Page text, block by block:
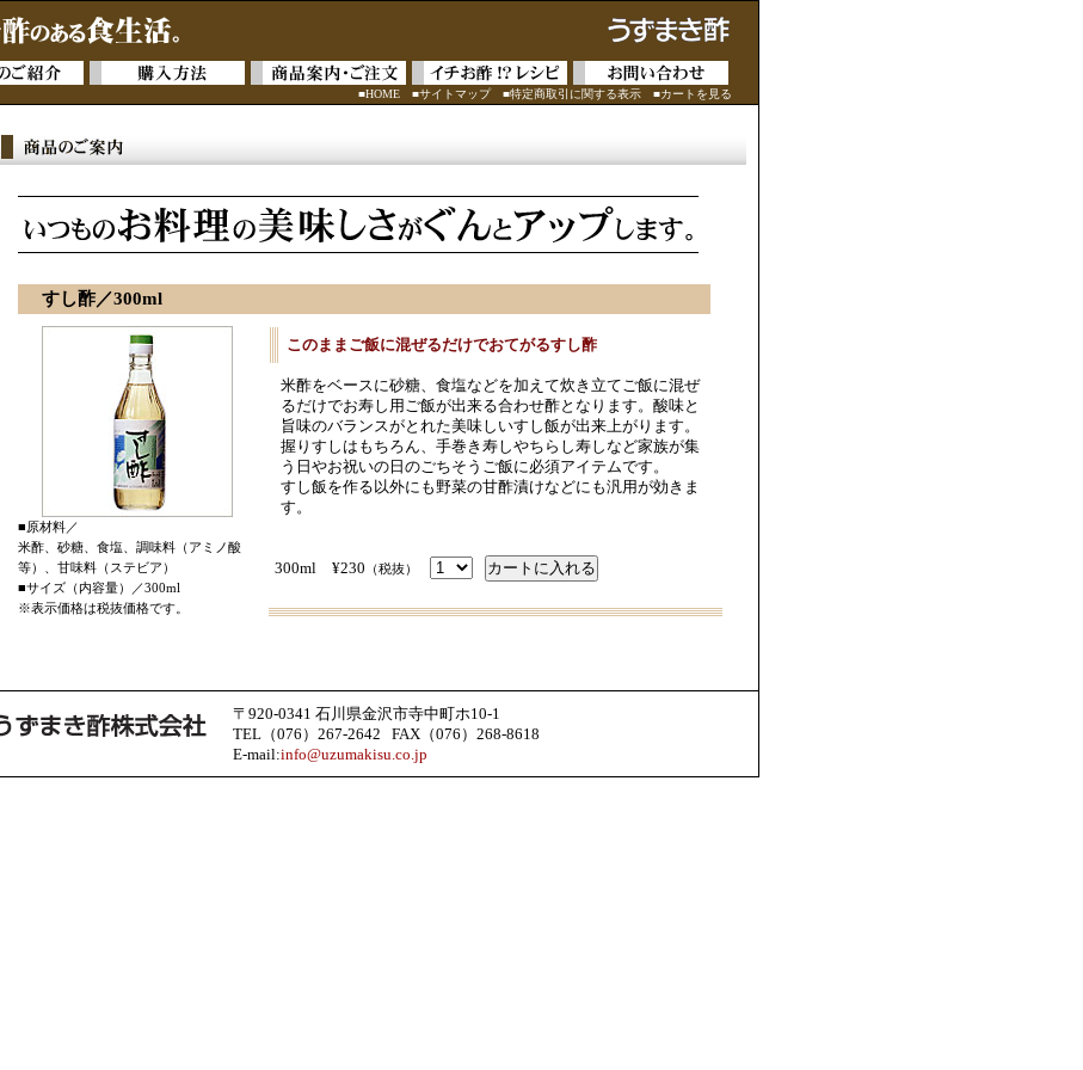
■HOME ■サイトマップ ■特定商取引に関する表示 ■カートを見る
すし酢／300ml
■原材料／
米酢、砂糖、食塩、調味料（アミノ酸
等）、甘味料（ステビア）
■サイズ（内容量）／300ml
※表示価格は税抜価格です。
このままご飯に混ぜるだけでおてがるすし酢
米酢をベースに砂糖、食塩などを加えて炊き立てご飯に混ぜ
るだけでお寿し用ご飯が出来る合わせ酢となります。酸味と
旨味のバランスがとれた美味しいすし飯が出来上がります。
握りすしはもちろん、手巻き寿しやちらし寿しなど家族が集
う日やお祝いの日のごちそうご飯に必須アイテムです。
すし飯を作る以外にも野菜の甘酢漬けなどにも汎用が効きま
す。
300ml ¥230 （税抜）
〒920-0341 石川県金沢市寺中町ホ10-1
TEL（076）267-2642 FAX（076）268-8618
E-mail:info@uzumakisu.co.jp